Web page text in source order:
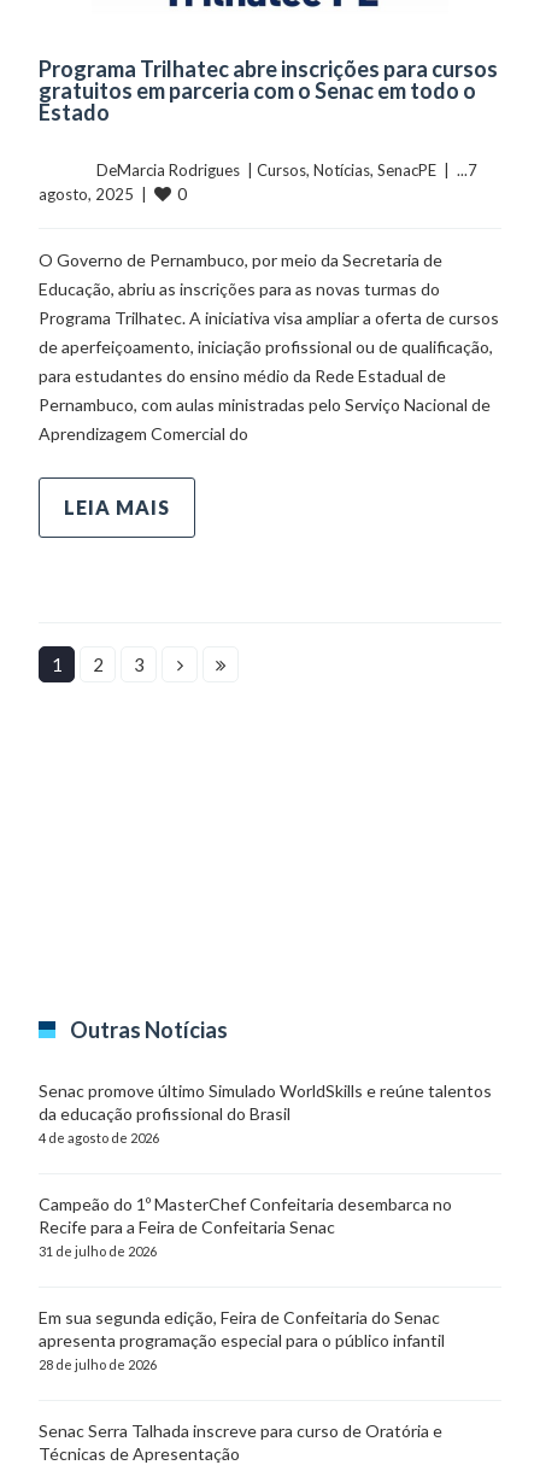
Programa Trilhatec abre inscrições para cursos
gratuitos em parceria com o Senac em todo o
Estado
	    	DeMarcia Rodrigues  |
Cursos, Notícias, SenacPE
  |  ...7
agosto, 2025  |
0
O Governo de Pernambuco, por meio da Secretaria de
Educação, abriu as inscrições para as novas turmas do
Programa Trilhatec. A iniciativa visa ampliar a oferta de cursos
de aperfeiçoamento, iniciação profissional ou de qualificação,
para estudantes do ensino médio da Rede Estadual de
Pernambuco, com aulas ministradas pelo Serviço Nacional de
Aprendizagem Comercial do
LEIA MAIS
1 2 3
Outras Notícias
Senac promove último Simulado WorldSkills e reúne talentos
da educação profissional do Brasil
4 de agosto de 2026
Campeão do 1º MasterChef Confeitaria desembarca no
Recife para a Feira de Confeitaria Senac
31 de julho de 2026
Em sua segunda edição, Feira de Confeitaria do Senac
apresenta programação especial para o público infantil
28 de julho de 2026
Senac Serra Talhada inscreve para curso de Oratória e
Técnicas de Apresentação